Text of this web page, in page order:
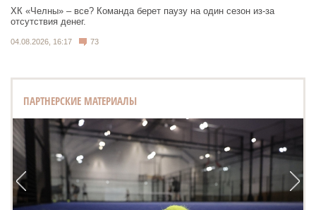
ХК «Челны» – все? Команда берет паузу на один сезон из-за
отсутствия денег.
04.08.2026, 16:17 73
ПАРТНЕРСКИЕ МАТЕРИАЛЫ